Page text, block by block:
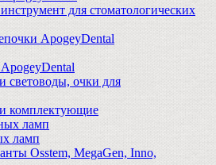
для стоматологических
ApogeyDental
очки для
комплектующие
ламп
ламп
Osstem, MegaGen, Inno,